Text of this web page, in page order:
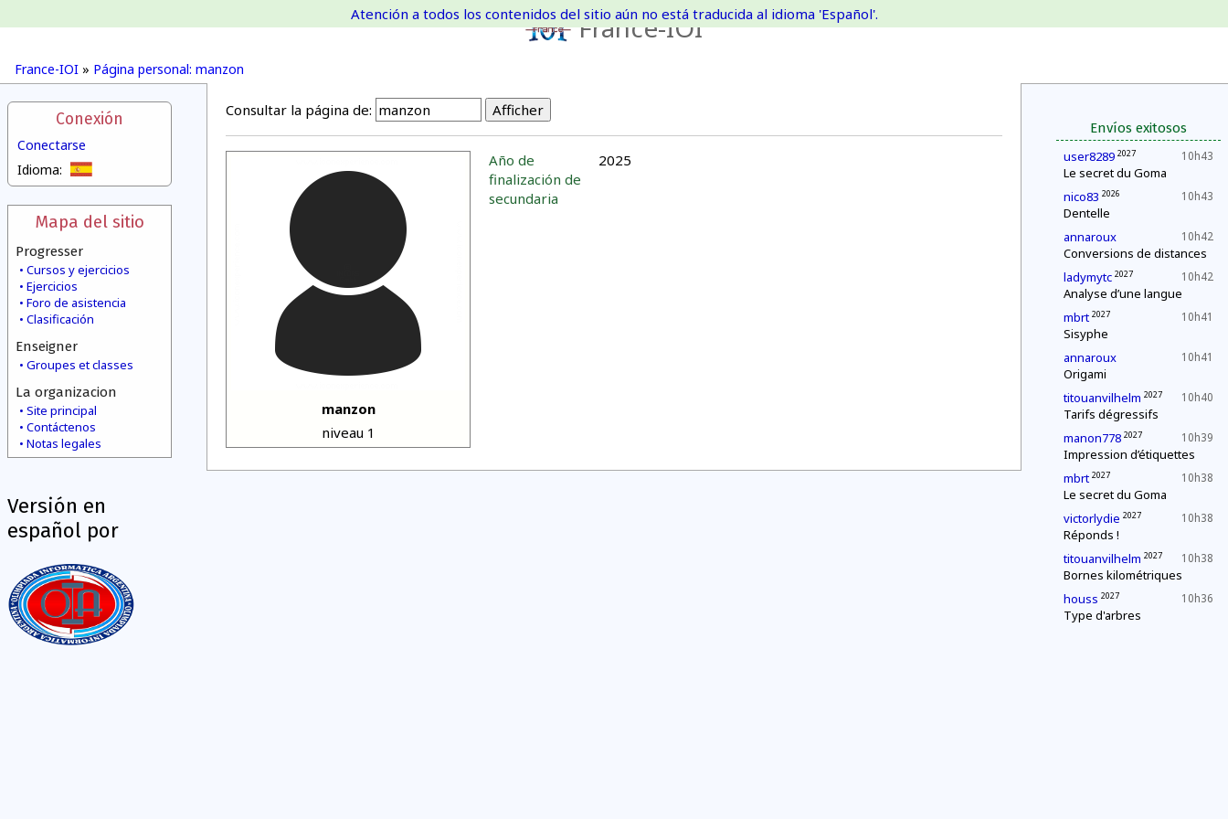
France-IOI
France-IOI » Página personal: manzon
Atención a todos los contenidos del sitio aún no está traducida al idioma 'Español'.
Conexión
Conectarse
Idioma:
Mapa del sitio
Progresser
Cursos y ejercicios
Ejercicios
Foro de asistencia
Clasificación
Enseigner
Groupes et classes
La organizacion
Site principal
Contáctenos
Notas legales
Versión en
español por
Envíos exitosos
10h43
user8289 2027
Le secret du Goma
10h43
nico83 2026
Dentelle
10h42
annaroux
Conversions de distances
10h42
ladymytc 2027
Analyse d’une langue
10h41
mbrt 2027
Sisyphe
10h41
annaroux
Origami
10h40
titouanvilhelm 2027
Tarifs dégressifs
10h39
manon778 2027
Impression d’étiquettes
10h38
mbrt 2027
Le secret du Goma
10h38
victorlydie 2027
Réponds !
10h38
titouanvilhelm 2027
Bornes kilométriques
10h36
houss 2027
Type d'arbres
Consultar la página de:
manzon
niveau 1
Año de
finalización de
secundaria
2025